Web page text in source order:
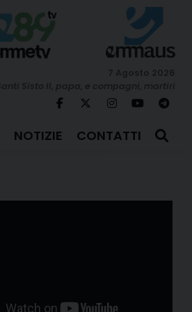
NOTIZIE CONTATTI